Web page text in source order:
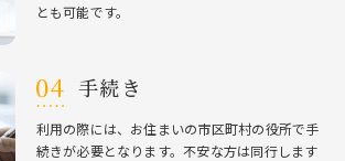
とも可能です。
⼿続き
利⽤の際には、お住まいの市区町村の役所で⼿
続きが必要となります。不安な⽅は同⾏します